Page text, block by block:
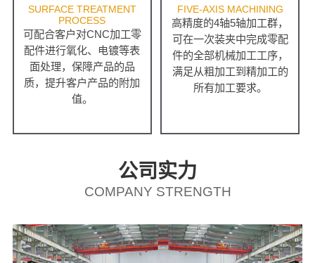
SURFACE TREATMENT
PROCESS
可配合客户对CNC加工零
配件进行氧化、电镀等表
面处理，保障产品的品
质，提升客户产品的附加
值。
FIVE-AXIS MACHINING
高精度的4轴5轴加工群，
可在一次装夹中完成零配
件的全部机械加工工序，
满足从粗加工到精加工的
所有加工要求。
公司实力
COMPANY STRENGTH